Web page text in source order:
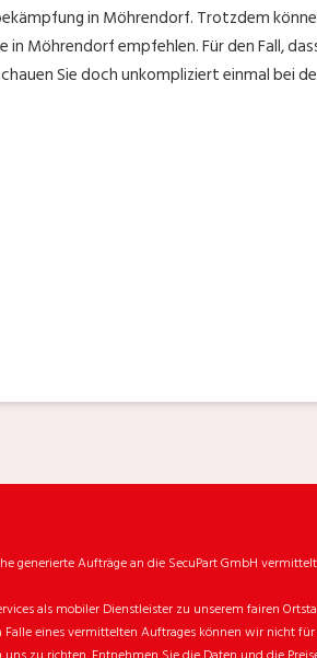
in Möhrendorf. Trotzdem
Möhrendorf empfehlen. Für den Fall,
Sie doch unkompliziert einmal bei
generierte Aufträge an die SecuPart GmbH
als mobiler Dienstleister zu unserem fairen
eines vermittelten Auftrages können wir nicht